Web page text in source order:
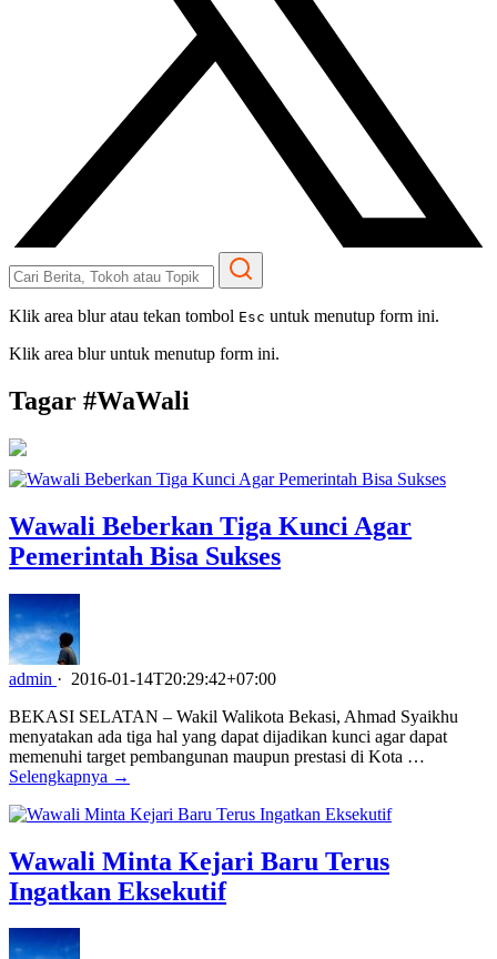
Klik area blur atau tekan tombol Esc untuk menutup form ini.
Klik area blur untuk menutup form ini.
Tagar #WaWali
Wawali Beberkan Tiga Kunci Agar
Pemerintah Bisa Sukses
admin · 2016-01-14T20:29:42+07:00
BEKASI SELATAN – Wakil Walikota Bekasi, Ahmad Syaikhu
menyatakan ada tiga hal yang dapat dijadikan kunci agar dapat
memenuhi target pembangunan maupun prestasi di Kota …
Selengkapnya →
Wawali Minta Kejari Baru Terus
Ingatkan Eksekutif